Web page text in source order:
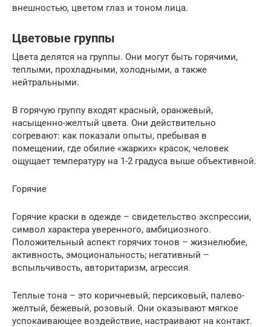
внешностью, цветом глаз и тоном лица.
Цветовые группы
Цвета делятся на группы. Они могут быть горячими,
теплыми, прохладными, холодными, а также
нейтральными.
В горячую группу входят красный, оранжевый,
насыщенно-желтый цвета. Они действительно
согревают: как показали опыты, пребывая в
помещении, где обилие «жарких» красок, человек
ощущает температуру на 1-2 градуса выше объективной.
Горячие
Горячие краски в одежде – свидетельство экспрессии,
символ характера уверенного, амбициозного.
Положительный аспект горячих тонов – жизнелюбие,
активность, эмоциональность; негативный –
вспыльчивость, авторитаризм, агрессия.
Теплые тона – это коричневый, персиковый, палево-
желтый, бежевый, розовый. Они оказывают мягкое
успокаивающее воздействие, настраивают на контакт.